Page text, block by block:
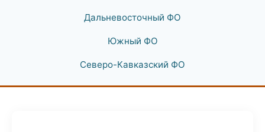
Дальневосточный ФО
Южный ФО
Северо-Кавказский ФО